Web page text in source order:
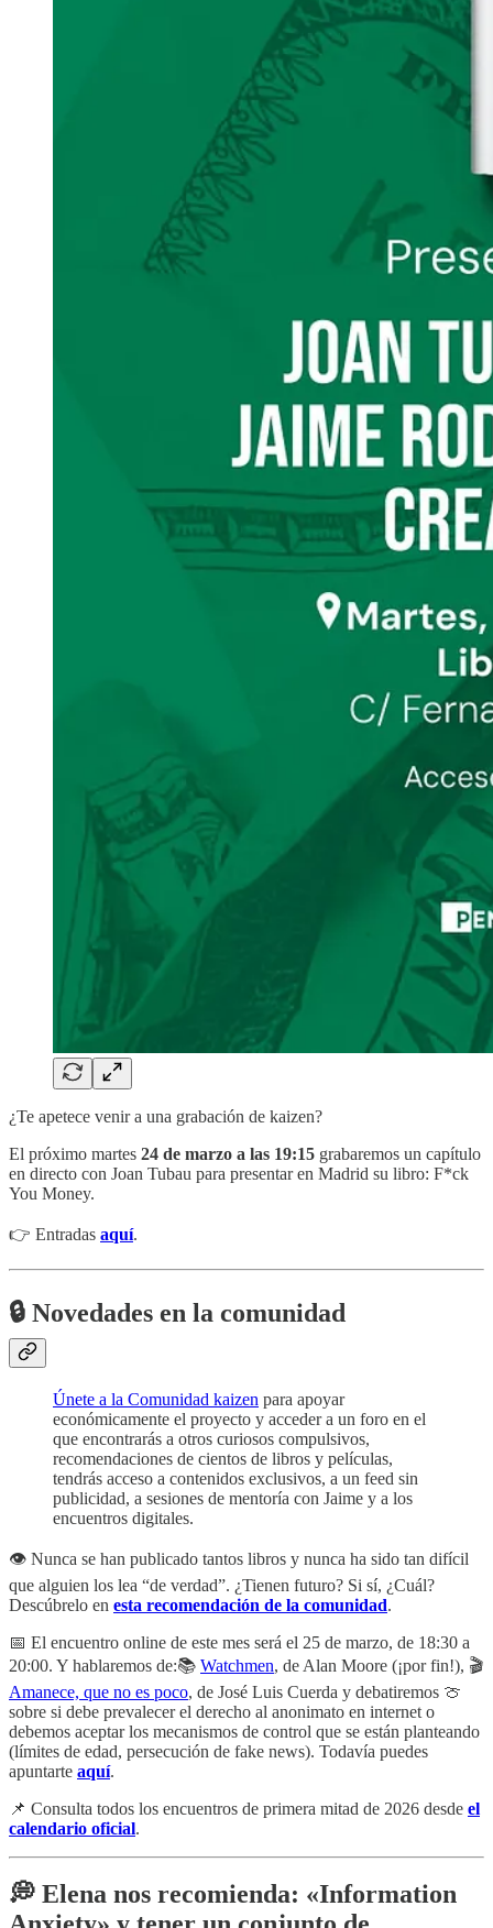
¿Te apetece venir a una grabación de kaizen?
El próximo martes 24 de marzo a las 19:15 grabaremos un capítulo
en directo con Joan Tubau para presentar en Madrid su libro: F*ck
You Money.
👉 Entradas aquí.
🔒 Novedades en la comunidad
Únete a la Comunidad kaizen para apoyar
económicamente el proyecto y acceder a un foro en el
que encontrarás a otros curiosos compulsivos,
recomendaciones de cientos de libros y películas,
tendrás acceso a contenidos exclusivos, a un feed sin
publicidad, a sesiones de mentoría con Jaime y a los
encuentros digitales.
👁️ Nunca se han publicado tantos libros y nunca ha sido tan difícil
que alguien los lea “de verdad”. ¿Tienen futuro? Si sí, ¿Cuál?
Descúbrelo en esta recomendación de la comunidad.
📅 El encuentro online de este mes será el 25 de marzo, de 18:30 a
20:00. Y hablaremos de:📚 Watchmen, de Alan Moore (¡por fin!), 🎬
Amanece, que no es poco, de José Luis Cuerda y debatiremos 🍈
sobre si debe prevalecer el derecho al anonimato en internet o
debemos aceptar los mecanismos de control que se están planteando
(límites de edad, persecución de fake news). Todavía puedes
apuntarte aquí.
📌 Consulta todos los encuentros de primera mitad de 2026 desde el
calendario oficial.
💭 Elena nos recomienda: «Information